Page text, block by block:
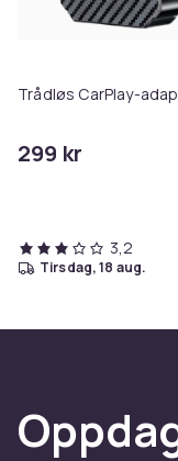
Trådløs CarPlay-
299 kr
3,2
tirsdag, 18 aug.